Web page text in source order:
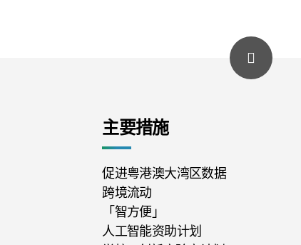
主要措施
促进粤港澳大湾区数据
跨境流动
「智方便」
人工智能资助计划